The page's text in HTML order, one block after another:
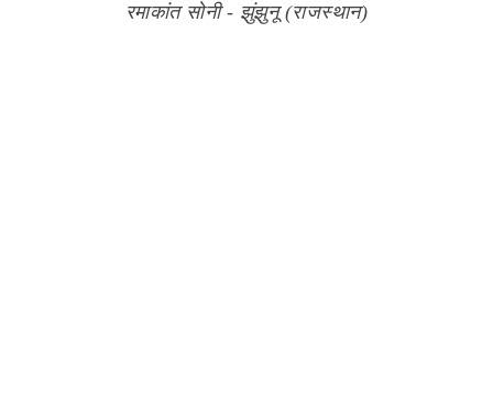
रमाकांत सोनी - झुंझुनू (राजस्थान)